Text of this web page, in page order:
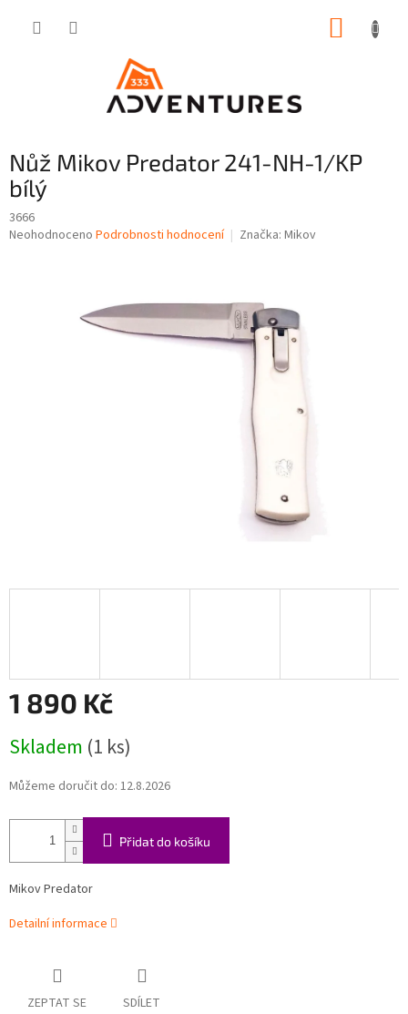
Nůž Mikov Predator 241-NH-1/KP
bílý
3666
Průměrné
Neohodnoceno Podrobnosti hodnocení Značka: Mikov
1 890 Kč
cena:
Skladem (1 ks)
Můžeme doručit do: 12.8.2026
Přidat do košíku
Mikov Predator
Detailní informace
ZEPTAT SE SDÍLET